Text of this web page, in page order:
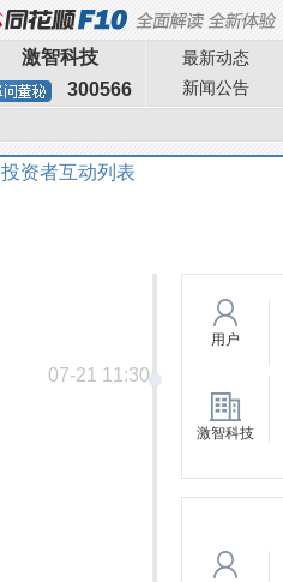
激智科技
300566
最新动态
新闻公告
投资者互动列表
07-21 11:30
用户
激智科技